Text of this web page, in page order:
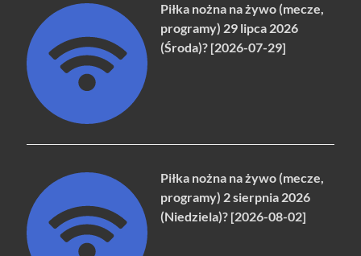
Piłka nożna na żywo (mecze,
programy) 29 lipca 2026
(Środa)? [2026-07-29]
Piłka nożna na żywo (mecze,
programy) 2 sierpnia 2026
(Niedziela)? [2026-08-02]